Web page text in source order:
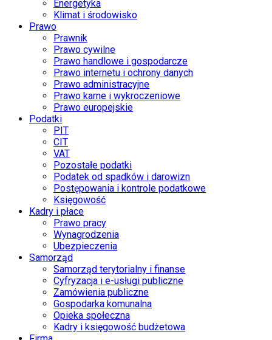
Energetyka
Klimat i środowisko
Prawo
Prawnik
Prawo cywilne
Prawo handlowe i gospodarcze
Prawo internetu i ochrony danych
Prawo administracyjne
Prawo karne i wykroczeniowe
Prawo europejskie
Podatki
PIT
CIT
VAT
Pozostałe podatki
Podatek od spadków i darowizn
Postępowania i kontrole podatkowe
Księgowość
Kadry i płace
Prawo pracy
Wynagrodzenia
Ubezpieczenia
Samorząd
Samorząd terytorialny i finanse
Cyfryzacja i e-usługi publiczne
Zamówienia publiczne
Gospodarka komunalna
Opieka społeczna
Kadry i księgowość budżetowa